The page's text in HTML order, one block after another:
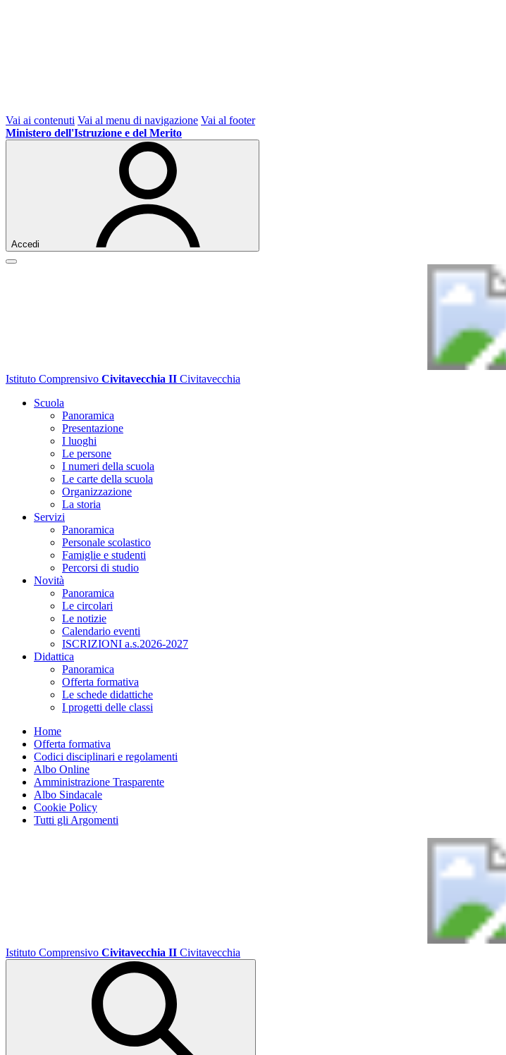
Vai ai contenuti Vai al menu di navigazione Vai al footer
Ministero dell'Istruzione e del Merito
Accedi
Istituto Comprensivo Civitavecchia II Civitavecchia
Scuola
Panoramica
Presentazione
I luoghi
Le persone
I numeri della scuola
Le carte della scuola
Organizzazione
La storia
Servizi
Panoramica
Personale scolastico
Famiglie e studenti
Percorsi di studio
Novità
Panoramica
Le circolari
Le notizie
Calendario eventi
ISCRIZIONI a.s.2026-2027
Didattica
Panoramica
Offerta formativa
Le schede didattiche
I progetti delle classi
Home
Offerta formativa
Codici disciplinari e regolamenti
Albo Online
Amministrazione Trasparente
Albo Sindacale
Cookie Policy
Tutti gli Argomenti
Istituto Comprensivo Civitavecchia II Civitavecchia